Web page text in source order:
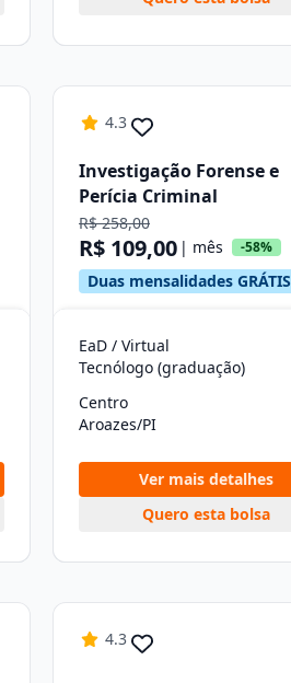
4.3
Investigação Forense e
Perícia Criminal
R$ 258,00
R$ 109,00 | mês -58%
Duas mensalidades GRÁTIS
EaD / Virtual
Tecnólogo (graduação)
Centro
Aroazes/PI
Ver mais detalhes
Quero esta bolsa
4.3